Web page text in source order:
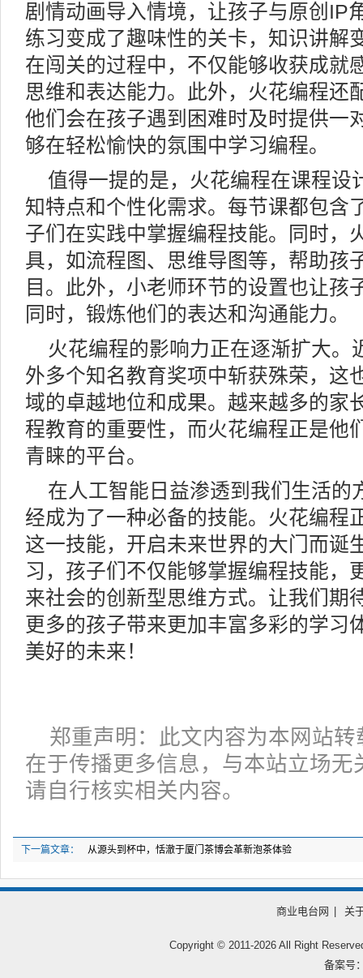
剧情动画导入情境，让孩子与原创IP
练习变成了趣味性的关卡，知识讲解
在闯关的过程中，不仅能够收获成就
思维和表达能力。此外，火花编程还
他们会在孩子遇到困难时及时提供一
够在轻松愉快的氛围中学习编程。
值得一提的是，火花编程在课程设
知特点和个性化需求。每节课都包含
子们在实践中掌握编程技能。同时，
具，如流程图、思维导图等，帮助孩
目。此外，小老师环节的设置也让孩
同时，锻炼他们的表达和沟通能力。
火花编程的影响力正在逐渐扩大。
外多个知名教育奖项中斩获殊荣，这
域的卓越地位和成果。越来越多的家
程教育的重要性，而火花编程正是他
青睐的平台。
在人工智能日益渗透到我们生活的
经成为了一种必备的技能。火花编程
这一技能，开启未来世界的大门而诞
习，孩子们不仅能够掌握编程技能，
来社会的创新型思维方式。让我们期
更多的孩子带来更加丰富多彩的学习
美好的未来！
郑重声明：此文内容为本网站
在于传播更多信息，与本站立场
请自行核实相关内容。
下一篇文章： 从源头到杯中，恬澈于厦门茶博会革新泡茶体验
商业电台网 关
Copyright © 2011-2026 All Right
备案号